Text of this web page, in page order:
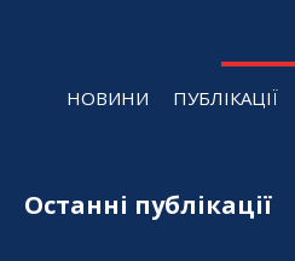
НОВИНИ ПУБЛІКАЦІЇ
Останні публікації